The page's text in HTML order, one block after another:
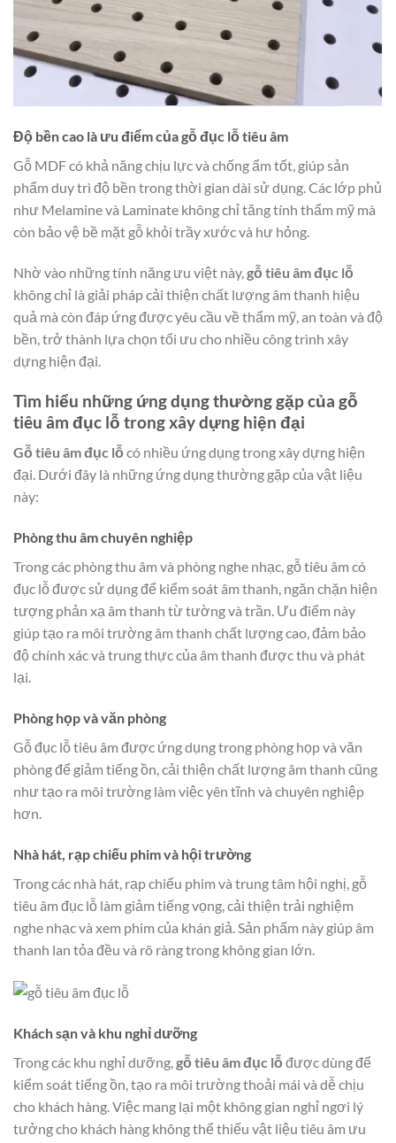
Độ bền cao là ưu điểm của gỗ đục lỗ tiêu âm
Gỗ MDF có khả năng chịu lực và chống ẩm tốt, giúp sản
phẩm duy trì độ bền trong thời gian dài sử dụng. Các lớp phủ
như Melamine và Laminate không chỉ tăng tính thẩm mỹ mà
còn bảo vệ bề mặt gỗ khỏi trầy xước và hư hỏng.
Nhờ vào những tính năng ưu việt này,gỗ tiêu âm đục lỗ
không chỉ là giải pháp cải thiện chất lượng âm thanh hiệu
quả mà còn đáp ứng được yêu cầu về thẩm mỹ, an toàn và độ
bền, trở thành lựa chọn tối ưu cho nhiều công trình xây
dựng hiện đại.
Tìm hiểu những ứng dụng thường gặp của gỗ
tiêu âm đục lỗ trong xây dựng hiện đại
Gỗ tiêu âm đục lỗ có nhiều ứng dụng trong xây dựng hiện
đại. Dưới đây là những ứng dụng thường gặp của vật liệu
này:
Phòng thu âm chuyên nghiệp
Trong các phòng thu âm và phòng nghe nhạc, gỗ tiêu âm có
đục lỗ được sử dụng để kiểm soát âm thanh, ngăn chặn hiện
tượng phản xạ âm thanh từ tường và trần. Ưu điểm này
giúp tạo ra môi trường âm thanh chất lượng cao, đảm bảo
độ chính xác và trung thực của âm thanh được thu và phát
lại.
Phòng họp và văn phòng
Gỗ đục lỗ tiêu âm được ứng dụng trong phòng họp và văn
phòng để giảm tiếng ồn, cải thiện chất lượng âm thanh cũng
như tạo ra môi trường làm việc yên tĩnh và chuyên nghiệp
hơn.
Nhà hát, rạp chiếu phim và hội trường
Trong các nhà hát, rạp chiếu phim và trung tâm hội nghị, gỗ
tiêu âm đục lỗ làm giảm tiếng vọng, cải thiện trải nghiệm
nghe nhạc và xem phim của khán giả. Sản phẩm này giúp âm
thanh lan tỏa đều và rõ ràng trong không gian lớn.
Khách sạn và khu nghỉ dưỡng
Trong các khu nghỉ dưỡng,gỗ tiêu âm đục lỗ được dùng để
kiểm soát tiếng ồn, tạo ra môi trường thoải mái và dễ chịu
cho khách hàng. Việc mang lại một không gian nghỉ ngơi lý
tưởng cho khách hàng không thể thiếu vật liệu tiêu âm ưu